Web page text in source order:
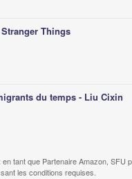
Stranger Things
du temps - Liu Cixin
tant que Partenaire Amazon, SFU
les conditions requises.